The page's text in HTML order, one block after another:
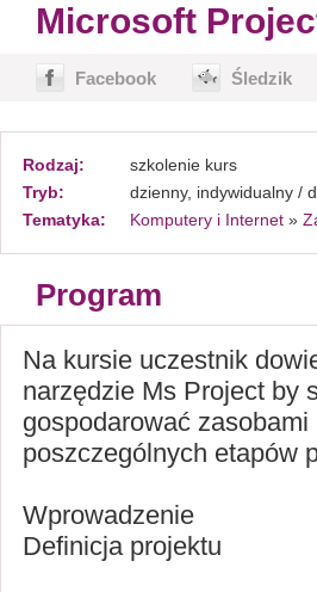
Microsoft
Facebook Śledzik
Rodzaj:
szkolenie kurs
Tryb:
dzienny, indywidualny /
Tematyka:
Komputery i Internet »
Program
Na kursie uczestnik
narzędzie Ms Project by
gospodarować
poszczególnych etapów
Wprowadzenie
Definicja projektu